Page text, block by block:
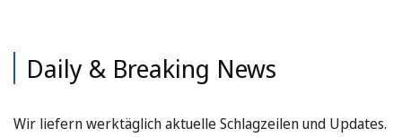
Daily & Breaking News
Wir liefern werktäglich aktuelle Schlagzeilen und Updates.